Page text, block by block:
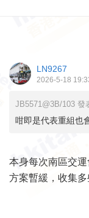
LN9267
2026-5-18
JB5571@3B/103 發
咁即是代表重組也
本身每次南區交
方案暫緩，收集多